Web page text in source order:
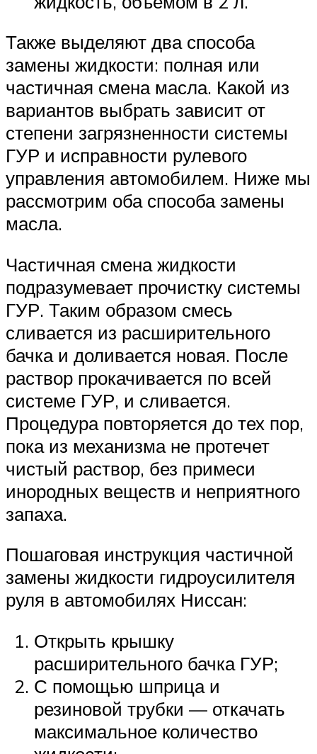
Также выделяют два способа
замены жидкости: полная или
частичная смена масла. Какой из
вариантов выбрать зависит от
степени загрязненности системы
ГУР и исправности рулевого
управления автомобилем. Ниже мы
рассмотрим оба способа замены
масла.
Частичная смена жидкости
подразумевает прочистку системы
ГУР. Таким образом смесь
сливается из расширительного
бачка и доливается новая. После
раствор прокачивается по всей
системе ГУР, и сливается.
Процедура повторяется до тех пор,
пока из механизма не протечет
чистый раствор, без примеси
инородных веществ и неприятного
запаха.
Пошаговая инструкция частичной
замены жидкости гидроусилителя
руля в автомобилях Ниссан:
Открыть крышку
расширительного бачка ГУР;
С помощью шприца и
резиновой трубки — откачать
максимальное количество